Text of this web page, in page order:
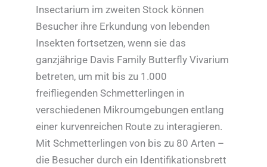
Insectarium im zweiten Stock können
Besucher ihre Erkundung von lebenden
Insekten fortsetzen, wenn sie das
ganzjährige Davis Family Butterfly Vivarium
betreten, um mit bis zu 1.000
freifliegenden Schmetterlingen in
verschiedenen Mikroumgebungen entlang
einer kurvenreichen Route zu interagieren.
Mit Schmetterlingen von bis zu 80 Arten –
die Besucher durch ein Identifikationsbrett